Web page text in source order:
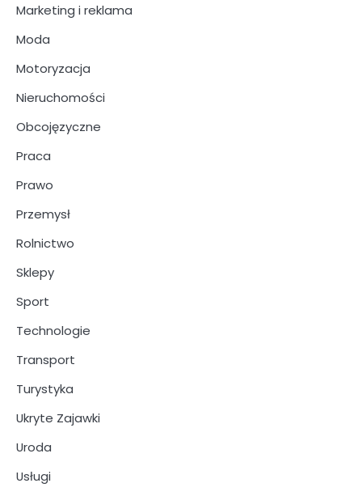
Marketing i reklama
Moda
Motoryzacja
Nieruchomości
Obcojęzyczne
Praca
Prawo
Przemysł
Rolnictwo
Sklepy
Sport
Technologie
Transport
Turystyka
Ukryte Zajawki
Uroda
Usługi